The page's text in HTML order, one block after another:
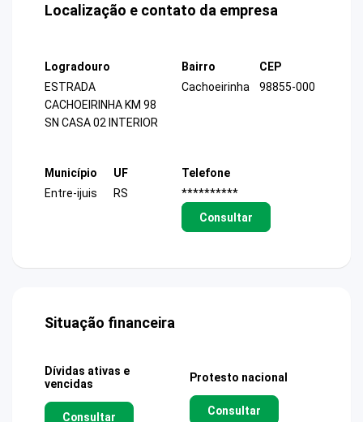
Localização e contato da empresa
Logradouro
ESTRADA
CACHOEIRINHA KM 98
SN CASA 02 INTERIOR
Bairro
Cachoeirinha
CEP
98855-000
Município
Entre-ijuis
UF
RS
Telefone
**********
Consultar
Situação financeira
Dívidas ativas e
vencidas
Consultar
Protesto nacional
Consultar